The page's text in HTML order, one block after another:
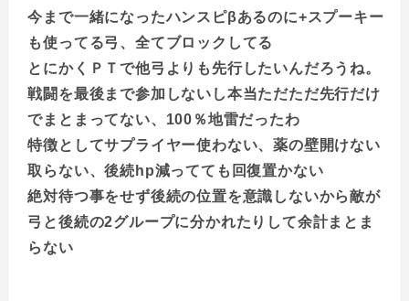
今まで一緒になったハンスピβあるのに+スプーキー
も使ってる弓、全てブロックしてる
とにかくＰＴで他弓よりも先行したいんだろうね。
戦闘を最後まで参加しないし本当ただただ先行だけ
でまとまってない、100％地雷だったわ
特徴としてサプライヤー使わない、薬の壁開けない
取らない、後続hp減ってても回復置かない
絶対待つ事をせず後続の位置を意識しないから敵が
弓と後続の2グループに分かれたりして余計まとま
らない